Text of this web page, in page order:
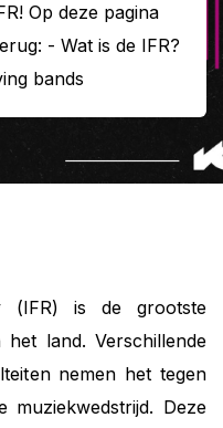
Op deze pagina
- Wat is de IFR?
bands
(IFR) is de grootste
land. Verschillende
nemen het tegen
Deze